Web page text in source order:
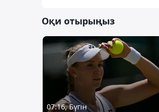
Оқи отырыңыз
07:16, Бүгін